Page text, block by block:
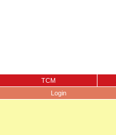
TCM
Login